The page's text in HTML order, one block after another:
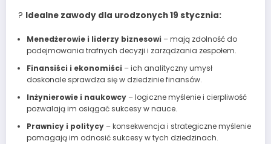
? Idealne zawody dla urodzonych 19 stycznia:
Menedżerowie i liderzy biznesowi – mają zdolność do
podejmowania trafnych decyzji i zarządzania zespołem.
Finansiści i ekonomiści – ich analityczny umysł
doskonale sprawdza się w dziedzinie finansów.
Inżynierowie i naukowcy– logiczne myślenie i cierpliwość
pozwalają im osiągać sukcesy w nauce.
Prawnicy i politycy– konsekwencja i strategiczne myślenie
pomagają im odnosić sukcesy w tych dziedzinach.